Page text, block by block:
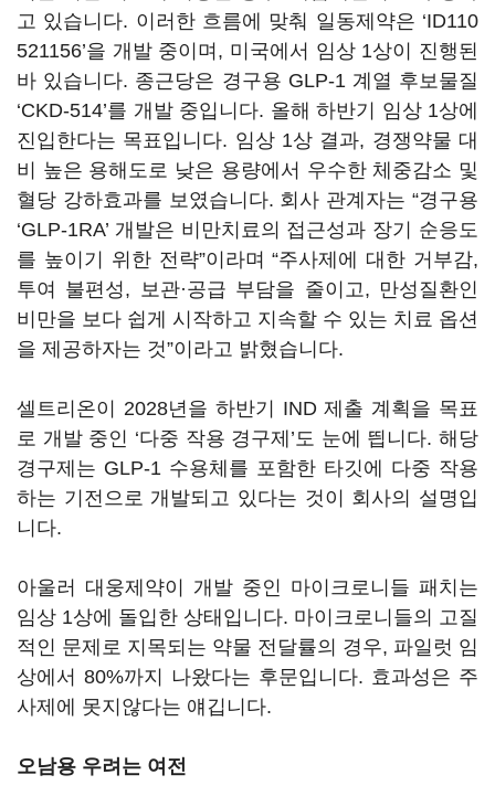
고 있습니다. 이러한 흐름에 맞춰 일동제약은 ‘ID110
521156’을 개발 중이며, 미국에서 임상 1상이 진행된
바 있습니다. 종근당은 경구용 GLP-1 계열 후보물질
‘CKD-514’를 개발 중입니다. 올해 하반기 임상 1상에
진입한다는 목표입니다. 임상 1상 결과, 경쟁약물 대
비 높은 용해도로 낮은 용량에서 우수한 체중감소 및
혈당 강하효과를 보였습니다. 회사 관계자는 “경구용
‘GLP-1RA’ 개발은 비만치료의 접근성과 장기 순응도
를 높이기 위한 전략”이라며 “주사제에 대한 거부감,
투여 불편성, 보관·공급 부담을 줄이고, 만성질환인
비만을 보다 쉽게 시작하고 지속할 수 있는 치료 옵션
을 제공하자는 것”이라고 밝혔습니다.
셀트리온이 2028년을 하반기 IND 제출 계획을 목표
로 개발 중인 ‘다중 작용 경구제’도 눈에 띕니다. 해당
경구제는 GLP-1 수용체를 포함한 타깃에 다중 작용
하는 기전으로 개발되고 있다는 것이 회사의 설명입
니다.
아울러 대웅제약이 개발 중인 마이크로니들 패치는
임상 1상에 돌입한 상태입니다. 마이크로니들의 고질
적인 문제로 지목되는 약물 전달률의 경우, 파일럿 임
상에서 80%까지 나왔다는 후문입니다. 효과성은 주
사제에 못지않다는 얘깁니다.
오남용 우려는 여전